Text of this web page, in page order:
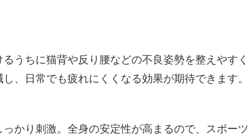
うちに猫背や反り腰などの不良姿勢を整えやすく
、日常でも疲れにくくなる効果が期待できます。
かり刺激。全身の安定性が高まるので、スポーツ